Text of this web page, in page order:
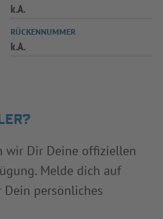
k.A.
RÜCKENNUMMER
k.A.
wir Dir Deine offiziellen
Melde dich auf
Dein persönliches